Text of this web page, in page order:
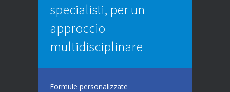
specialisti, per un
approccio
multidisciplinare
Formule personalizzate